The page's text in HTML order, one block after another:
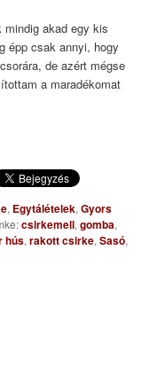
mindig akad egy kis
épp csak annyi, hogy
de azért mégse
a maradékomat
, Egytálételek,Gyors
csirkemell,gomba,
hús,rakott csirke,Sasó,